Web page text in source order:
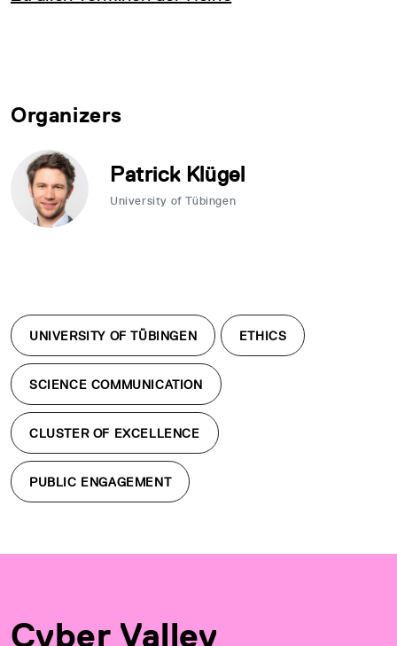
Organizers
Patrick Klügel
University of Tübingen
UNIVERSITY OF TÜBINGEN ETHICS
SCIENCE COMMUNICATION
CLUSTER OF EXCELLENCE
PUBLIC ENGAGEMENT
Cyber Valley